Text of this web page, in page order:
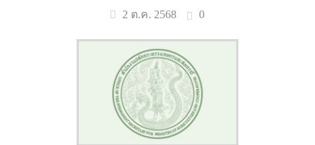
2 ต.ค. 2568 0